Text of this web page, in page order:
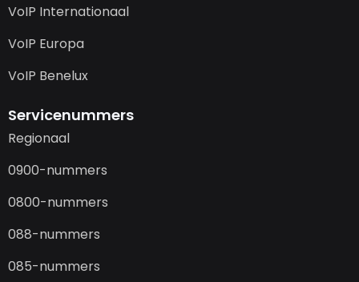
VoIP Internationaal
VoIP Europa
VoIP Benelux
Servicenummers
Regionaal
0900-nummers
0800-nummers
088-nummers
085-nummers